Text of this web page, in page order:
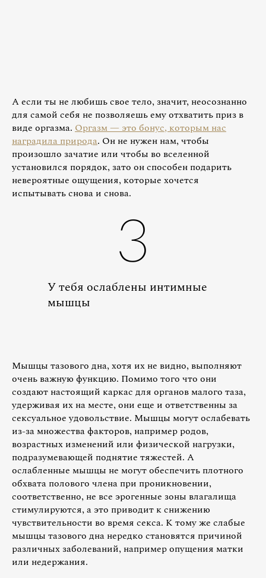
А если ты не любишь свое тело, значит, неосознанно
для самой себя не позволяешь ему отхватить приз в
виде оргазма. Оргазм — это бонус, которым нас
наградила природа. Он не нужен нам, чтобы
произошло зачатие или чтобы во вселенной
установился порядок, зато он способен подарить
невероятные ощущения, которые хочется
испытывать снова и снова.
3
У тебя ослаблены интимные
мышцы
Мышцы тазового дна, хотя их не видно, выполняют
очень важную функцию. Помимо того что они
создают настоящий каркас для органов малого таза,
удерживая их на месте, они еще и ответственны за
сексуальное удовольствие. Мышцы могут ослабевать
из-за множества факторов, например родов,
возрастных изменений или физической нагрузки,
подразумевающей поднятие тяжестей. А
ослабленные мышцы не могут обеспечить плотного
обхвата полового члена при проникновении,
соответственно, не все эрогенные зоны влагалища
стимулируются, а это приводит к снижению
чувствительности во время секса. К тому же слабые
мышцы тазового дна нередко становятся причиной
различных заболеваний, например опущения матки
или недержания.